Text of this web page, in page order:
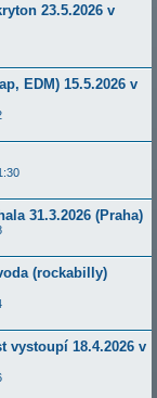
23.5.2026 v
EDM) 15.5.2026 v
31.3.2026 (Praha)
(rockabilly)
vystoupí 18.4.2026 v